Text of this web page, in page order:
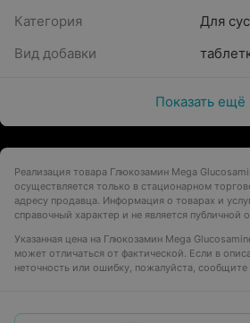
Категория
Для
Вид добавки
Показать ещё
Реализация товара Глюкозамин Mega
осуществляется только в стационарном
адресу продавца. Информация о товарах и
справочный характер и не является публичной
Указанная цена на Глюкозамин Mega
может отличаться от фактической. Если в
неточность или ошибку, пожалуйста, сообщите